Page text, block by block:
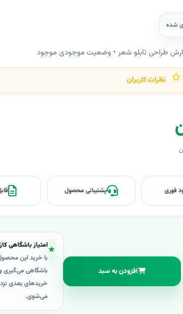
شده
طراحی تابلو شعر • وضعیت موجودی موجود
نظرات کاربران
فوری پشتیبانی محصول
افزودن به سبد
★امتیاز باشگاهی
با خرید این
باشگاهی می‌گیری و
خریدهای بعدی
می‌شوی.